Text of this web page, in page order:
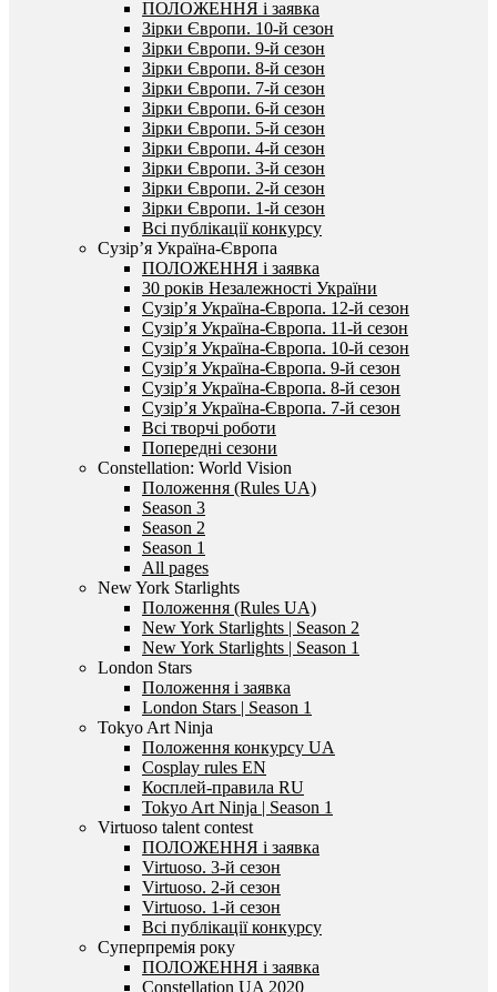
ПОЛОЖЕННЯ і заявка
Зірки Європи. 10-й сезон
Зірки Європи. 9-й сезон
Зірки Європи. 8-й сезон
Зірки Європи. 7-й сезон
Зірки Європи. 6-й сезон
Зірки Європи. 5-й сезон
Зірки Європи. 4-й сезон
Зірки Європи. 3-й сезон
Зірки Європи. 2-й сезон
Зірки Європи. 1-й сезон
Всі публікації конкурсу
Сузір’я Україна-Європа
ПОЛОЖЕННЯ і заявка
30 років Незалежності України
Сузір’я Україна-Європа. 12-й сезон
Сузір’я Україна-Європа. 11-й сезон
Сузір’я Україна-Європа. 10-й сезон
Сузір’я Україна-Європа. 9-й сезон
Сузір’я Україна-Європа. 8-й сезон
Сузір’я Україна-Європа. 7-й сезон
Всі творчі роботи
Попередні сезони
Constellation: World Vision
Положення (Rules UA)
Season 3
Season 2
Season 1
All pages
New York Starlights
Положення (Rules UA)
New York Starlights | Season 2
New York Starlights | Season 1
London Stars
Положення і заявка
London Stars | Season 1
Tokyo Art Ninja
Положення конкурсу UA
Cosplay rules EN
Косплей-правила RU
Tokyo Art Ninja | Season 1
Virtuoso talent contest
ПОЛОЖЕННЯ і заявка
Virtuoso. 3-й сезон
Virtuoso. 2-й сезон
Virtuoso. 1-й сезон
Всі публікації конкурсу
Суперпремія року
ПОЛОЖЕННЯ і заявка
Constellation UA 2020